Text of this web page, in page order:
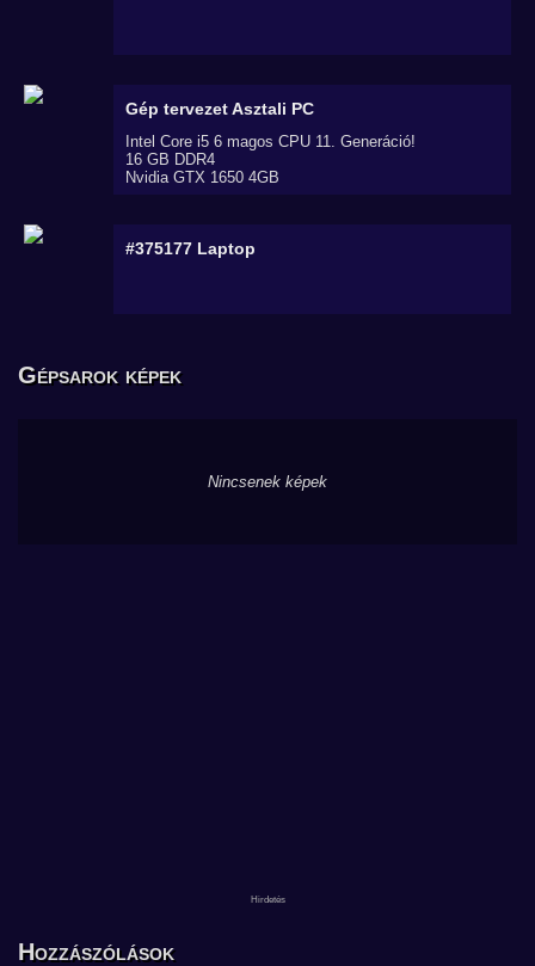
Gép tervezetAsztali PC
Intel Core i5 6 magos CPU 11. Generáció!
16 GB DDR4
Nvidia GTX 1650 4GB
#375177 Laptop
Gépsarok képek
Nincsenek képek
Hozzászólások